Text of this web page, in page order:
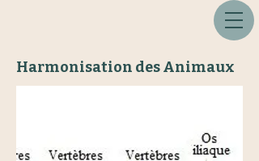
Harmonisation des Animaux